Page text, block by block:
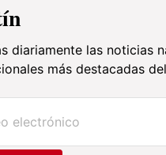
diariamente las noticias
más destacadas